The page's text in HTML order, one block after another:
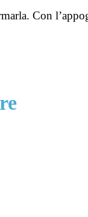
Con